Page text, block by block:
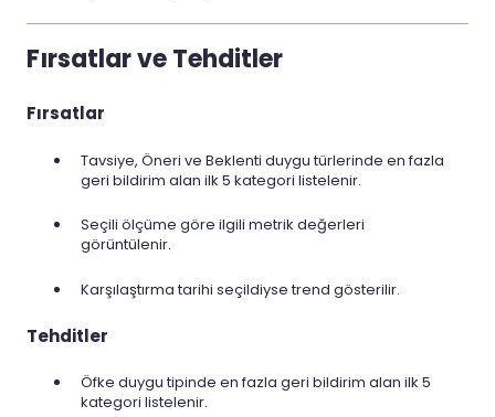
Fırsatlar ve Tehditler
Fırsatlar
Tavsiye, Öneri ve Beklenti duygu türlerinde en fazla
geri bildirim alan ilk 5 kategori listelenir.
Seçili ölçüme göre ilgili metrik değerleri
görüntülenir.
Karşılaştırma tarihi seçildiyse trend gösterilir.
Tehditler
Öfke duygu tipinde en fazla geri bildirim alan ilk 5
kategori listelenir.